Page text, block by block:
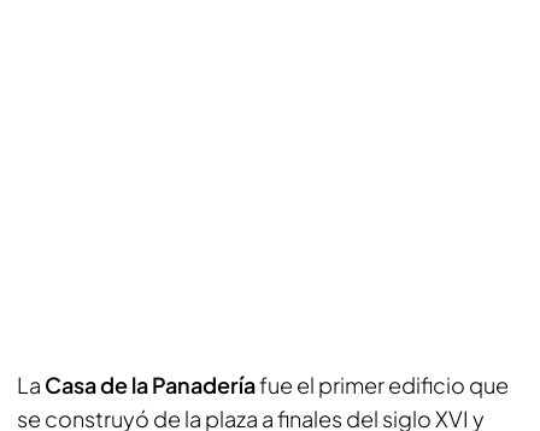
La Casa de la Panaderíafue el primer edificio que
se construyó de la plaza a finales del siglo XVI y